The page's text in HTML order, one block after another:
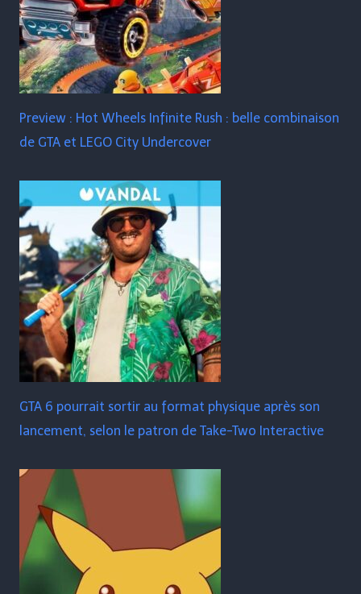
Preview : Hot Wheels Infinite Rush : belle combinaison
de GTA et LEGO City Undercover
GTA 6 pourrait sortir au format physique après son
lancement, selon le patron de Take-Two Interactive